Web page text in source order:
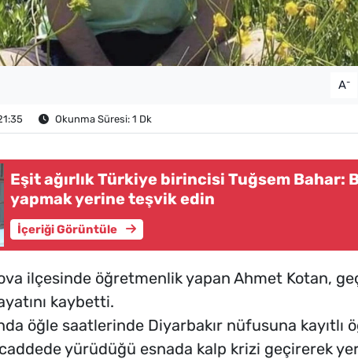
A-
Okunma Süresi: 1 Dk
Eşit ağırlık Türkiye birincisi Tuğsem Bahar: Baskı
yapmak yerine teşvik edin
İçeriği Görüntüle
ilçesinde öğretmenlik yapan Ahmet Kotan,
kaybetti.
öğle saatlerinde Diyarbakır nüfusuna kayıtlı
yürüdüğü esnada kalp krizi geçirerek